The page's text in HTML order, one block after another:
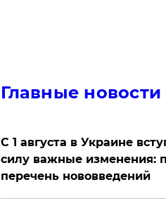
Главные новости
С 1 августа в Украине
силу важные изменения:
перечень нововведений